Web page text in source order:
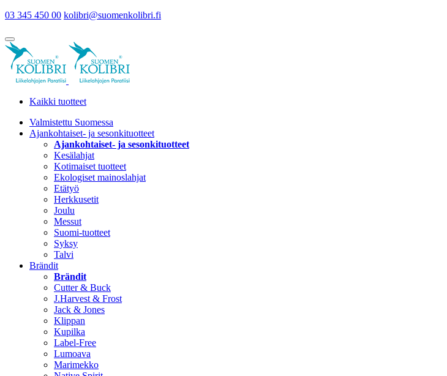
03 345 450 00 kolibri@suomenkolibri.fi
Kaikki tuotteet
Valmistettu Suomessa
Ajankohtaiset- ja sesonkituotteet
Ajankohtaiset- ja sesonkituotteet
Kesälahjat
Kotimaiset tuotteet
Ekologiset mainoslahjat
Etätyö
Herkkusetit
Joulu
Messut
Suomi-tuotteet
Syksy
Talvi
Brändit
Brändit
Cutter & Buck
J.Harvest & Frost
Jack & Jones
Klippan
Kupilka
Label-Free
Lumoava
Marimekko